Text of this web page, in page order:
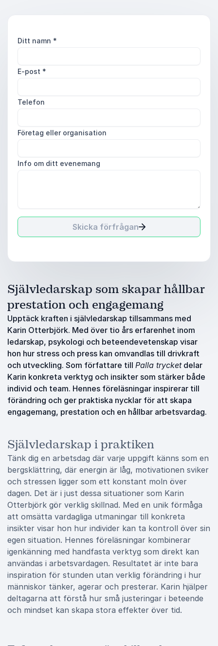
Ditt namn *
E-post *
Telefon
Företag eller organisation
Info om ditt evenemang
Skicka förfrågan
Självledarskap som skapar hållbar
prestation och engagemang
Upptäck kraften i självledarskap tillsammans med
Karin Otterbjörk. Med över tio års erfarenhet inom
ledarskap, psykologi och beteendevetenskap visar
hon hur stress och press kan omvandlas till drivkraft
och utveckling. Som författare till Palla trycketdelar
Karin konkreta verktyg och insikter som stärker både
individ och team. Hennes föreläsningar inspirerar till
förändring och ger praktiska nycklar för att skapa
engagemang, prestation och en hållbar arbetsvardag.
Självledarskap i praktiken
Tänk dig en arbetsdag där varje uppgift känns som en
bergsklättring, där energin är låg, motivationen sviker
och stressen ligger som ett konstant moln över
dagen. Det är i just dessa situationer som Karin
Otterbjörk gör verklig skillnad. Med en unik förmåga
att omsätta vardagliga utmaningar till konkreta
insikter visar hon hur individer kan ta kontroll över sin
egen situation. Hennes föreläsningar kombinerar
igenkänning med handfasta verktyg som direkt kan
användas i arbetsvardagen. Resultatet är inte bara
inspiration för stunden utan verklig förändring i hur
människor tänker, agerar och presterar. Karin hjälper
deltagarna att förstå hur små justeringar i beteende
och mindset kan skapa stora effekter över tid.